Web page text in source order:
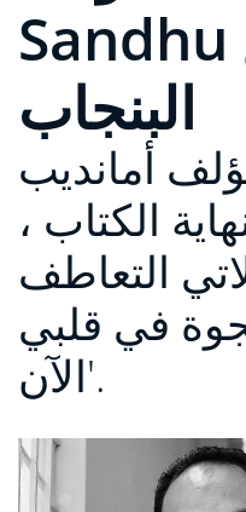
Sandhu إلى قلق
البنجاب
أمانديب
الكتاب ،
التعاطف
في قلبي
الآن'.